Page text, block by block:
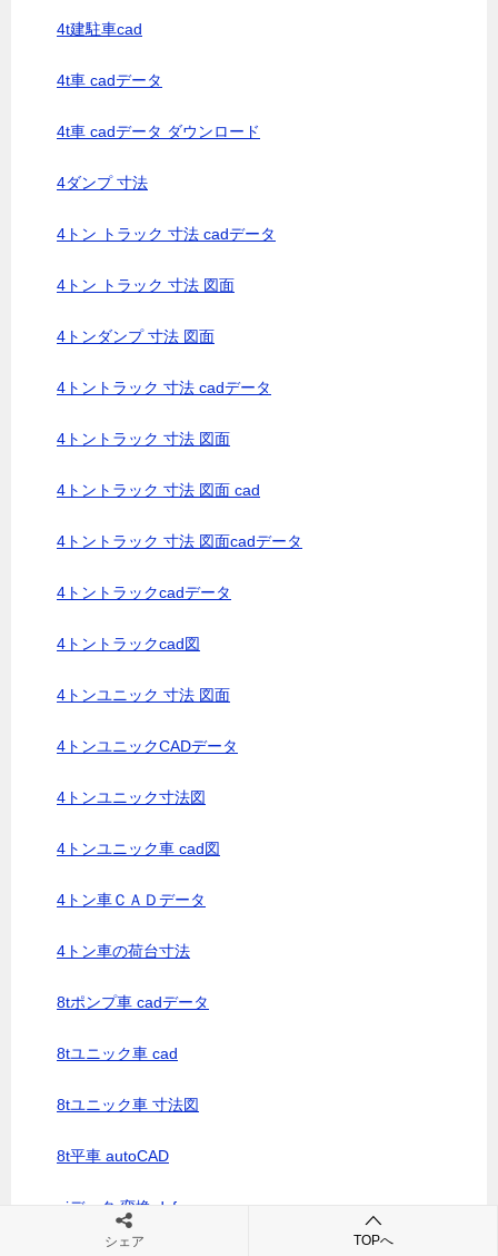
4t建駐車cad
4t車 cadデータ
4t車 cadデータ ダウンロード
4ダンプ 寸法
4トン トラック 寸法 cadデータ
4トン トラック 寸法 図面
4トンダンプ 寸法 図面
4トントラック 寸法 cadデータ
4トントラック 寸法 図面
4トントラック 寸法 図面 cad
4トントラック 寸法 図面cadデータ
4トントラックcadデータ
4トントラックcad図
4トンユニック 寸法 図面
4トンユニックCADデータ
4トンユニック寸法図
4トンユニック車 cad図
4トン車ＣＡＤデータ
4トン車の荷台寸法
8tポンプ車 cadデータ
8tユニック車 cad
8tユニック車 寸法図
8t平車 autoCAD
aiデータ 変換 dxf
シェア TOPへ